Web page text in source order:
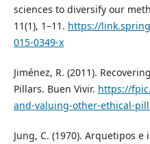
sciences to diversify our
11(1), 1–11. https://
015-0349-x
Jiménez, R. (2011).
Pillars. Buen Vivir. https://
and-valuing-other-ethical-
Jung, C. (1970). Arquetipos